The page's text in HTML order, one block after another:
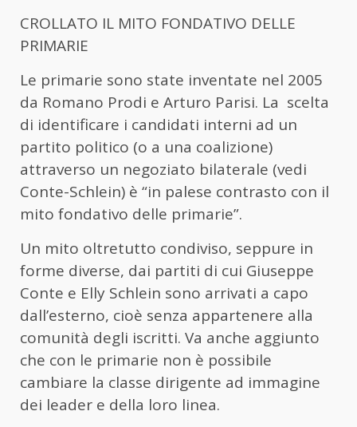
CROLLATO IL MITO FONDATIVO DELLE
PRIMARIE
Le primarie sono state inventate nel 2005
da Romano Prodi e Arturo Parisi. La scelta
di identificare i candidati interni ad un
partito politico (o a una coalizione)
attraverso un negoziato bilaterale (vedi
Conte-Schlein) è “in palese contrasto con il
mito fondativo delle primarie”.
Un mito oltretutto condiviso, seppure in
forme diverse, dai partiti di cui Giuseppe
Conte e Elly Schlein sono arrivati a capo
dall’esterno, cioè senza appartenere alla
comunità degli iscritti. Va anche aggiunto
che con le primarie non è possibile
cambiare la classe dirigente ad immagine
dei leader e della loro linea.